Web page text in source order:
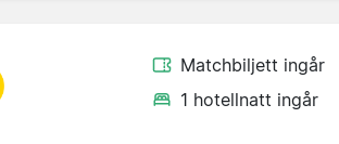
Matchbiljett ingår
1 hotellnatt ingår